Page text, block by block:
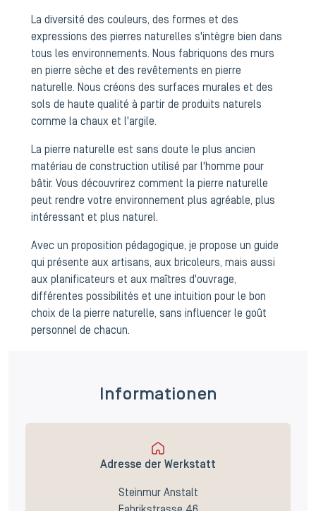
La diversité des couleurs, des formes et des
expressions des pierres naturelles s'intègre bien dans
tous les environnements. Nous fabriquons des murs
en pierre sèche et des revêtements en pierre
naturelle. Nous créons des surfaces murales et des
sols de haute qualité à partir de produits naturels
comme la chaux et l'argile.
La pierre naturelle est sans doute le plus ancien
matériau de construction utilisé par l'homme pour
bâtir. Vous découvrirez comment la pierre naturelle
peut rendre votre environnement plus agréable, plus
intéressant et plus naturel.
Avec un proposition pédagogique, je propose un guide
qui présente aux artisans, aux bricoleurs, mais aussi
aux planificateurs et aux maîtres d'ouvrage,
différentes possibilités et une intuition pour le bon
choix de la pierre naturelle, sans influencer le goût
personnel de chacun.
Informationen
Adresse der Werkstatt
Steinmur Anstalt